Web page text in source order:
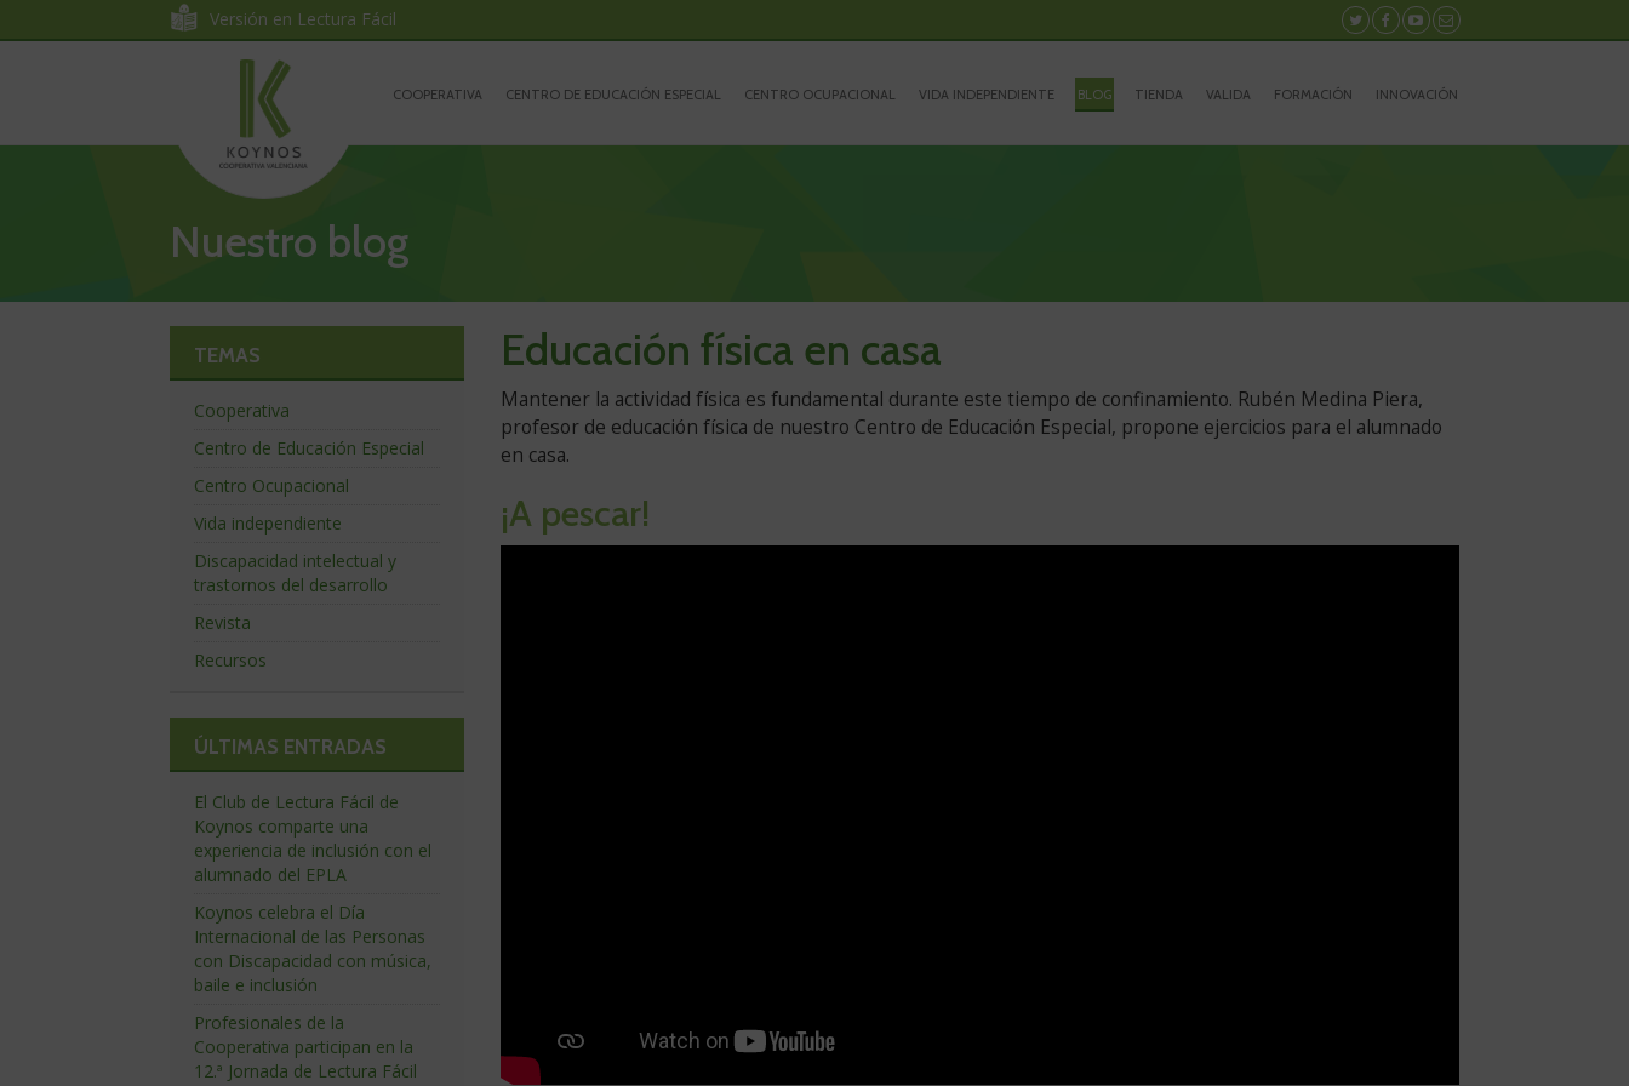
Nuestro blog
Educación física en casa
Versión
completa
Mantener la actividad física es fundamental durante este tiempo de confinamiento. Rubén Medina Piera,
profesor de educación física de nuestro Centro de Educación Especial, propone ejercicios para el alumnado
en casa.
¡A pescar!
TEMAS
Cooperativa
Centro de Educación Especial
Centro Ocupacional
Vida independiente
Discapacidad intelectual y
trastornos del desarrollo
Revista
Recursos
ÚLTIMAS ENTRADAS
El Club de Lectura Fácil de
Koynos comparte una
experiencia de inclusión con el
alumnado del EPLA
Koynos celebra el Día
Internacional de las Personas
con Discapacidad con música,
baile e inclusión
Profesionales de la
Cooperativa participan en la
12.ª Jornada de Lectura Fácil
Versión en Lectura Fácil
Síguenos
en
Síguenos
en
Síguenos
en
Contacto
portada
COOPERATIVA CENTRO DE EDUCACIÓN ESPECIAL CENTRO OCUPACIONAL VIDA INDEPENDIENTE BLOG TIENDA VALIDA FORMACIÓN INNOVACIÓN